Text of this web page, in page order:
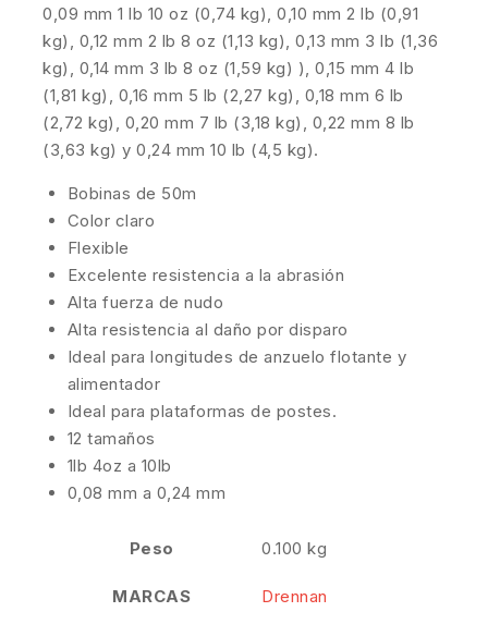
0,09 mm 1 lb 10 oz (0,74 kg), 0,10 mm 2 lb (0,91
kg), 0,12 mm 2 lb 8 oz (1,13 kg), 0,13 mm 3 lb (1,36
kg), 0,14 mm 3 lb 8 oz (1,59 kg) ), 0,15 mm 4 lb
(1,81 kg), 0,16 mm 5 lb (2,27 kg), 0,18 mm 6 lb
(2,72 kg), 0,20 mm 7 lb (3,18 kg), 0,22 mm 8 lb
(3,63 kg) y 0,24 mm 10 lb (4,5 kg).
Bobinas de 50m
Color claro
Flexible
Excelente resistencia a la abrasión
Alta fuerza de nudo
Alta resistencia al daño por disparo
Ideal para longitudes de anzuelo flotante y
alimentador
Ideal para plataformas de postes.
12 tamaños
1lb 4oz a 10lb
0,08 mm a 0,24 mm
Peso 0.100 kg
MARCAS Drennan